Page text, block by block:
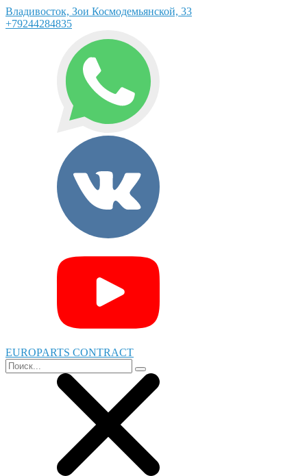
Владивосток, Зои Космодемьянской, 33
+79244284835
EUROPARTS CONTRACT